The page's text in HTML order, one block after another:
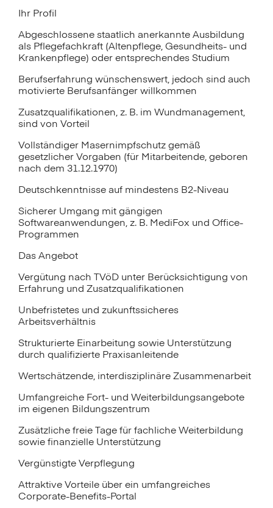
Ihr Profil
Abgeschlossene staatlich anerkannte Ausbildung
als Pflegefachkraft (Altenpflege, Gesundheits- und
Krankenpflege) oder entsprechendes Studium
Berufserfahrung wünschenswert, jedoch sind auch
motivierte Berufsanfänger willkommen
Zusatzqualifikationen, z. B. im Wundmanagement,
sind von Vorteil
Vollständiger Masernimpfschutz gemäß
gesetzlicher Vorgaben (für Mitarbeitende, geboren
nach dem 31.12.1970)
Deutschkenntnisse auf mindestens B2-Niveau
Sicherer Umgang mit gängigen
Softwareanwendungen, z. B. MediFox und Office-
Programmen
Das Angebot
Vergütung nach TVöD unter Berücksichtigung von
Erfahrung und Zusatzqualifikationen
Unbefristetes und zukunftssicheres
Arbeitsverhältnis
Strukturierte Einarbeitung sowie Unterstützung
durch qualifizierte Praxisanleitende
Wertschätzende, interdisziplinäre Zusammenarbeit
Umfangreiche Fort- und Weiterbildungsangebote
im eigenen Bildungszentrum
Zusätzliche freie Tage für fachliche Weiterbildung
sowie finanzielle Unterstützung
Vergünstigte Verpflegung
Attraktive Vorteile über ein umfangreiches
Corporate-Benefits-Portal